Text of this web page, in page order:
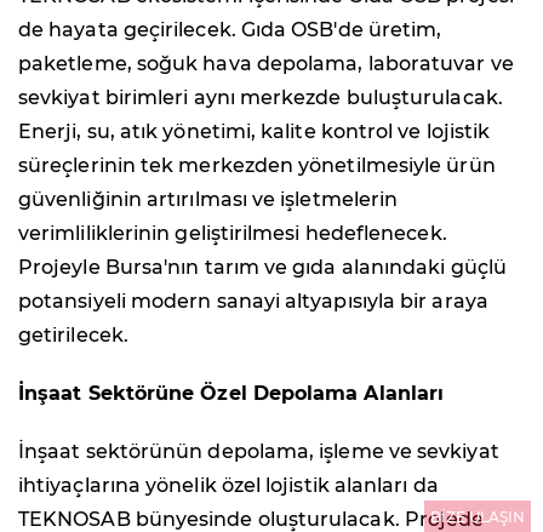
de hayata geçirilecek. Gıda OSB'de üretim,
paketleme, soğuk hava depolama, laboratuvar ve
sevkiyat birimleri aynı merkezde buluşturulacak.
Enerji, su, atık yönetimi, kalite kontrol ve lojistik
süreçlerinin tek merkezden yönetilmesiyle ürün
güvenliğinin artırılması ve işletmelerin
verimliliklerinin geliştirilmesi hedeflenecek.
Projeyle Bursa'nın tarım ve gıda alanındaki güçlü
potansiyeli modern sanayi altyapısıyla bir araya
getirilecek.
İnşaat Sektörüne Özel Depolama Alanları
İnşaat sektörünün depolama, işleme ve sevkiyat
ihtiyaçlarına yönelik özel lojistik alanları da
TEKNOSAB bünyesinde oluşturulacak. Projede
BİZE ULAŞIN